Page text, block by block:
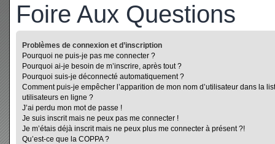
Foire Aux Questions
Problèmes de connexion et d’inscription
Pourquoi ne puis-je pas me connecter ?
Pourquoi ai-je besoin de m’inscrire, après tout ?
Pourquoi suis-je déconnecté automatiquement ?
Comment puis-je empêcher l’apparition de mon nom d’utilisateur dans la
utilisateurs en ligne ?
J’ai perdu mon mot de passe !
Je suis inscrit mais ne peux pas me connecter !
Je m’étais déjà inscrit mais ne peux plus me connecter à présent ?!
Qu’est-ce que la COPPA ?